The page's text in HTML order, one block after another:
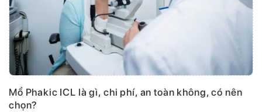
Mổ Phakic ICL là gì, chi phí, an toàn không, có nên
chọn?